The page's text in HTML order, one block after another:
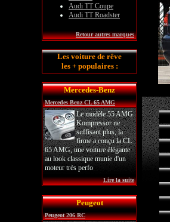
Audi TT Coupe
Audi TT Roadster
Retour autres marques
Les voiture de rêve
les + populaires :
Mercedes-Benz
Mercedes Benz CL 65 AMG
Le modèle 55 AMG
Kompressor ne
suffisant plus, la
firme a conçu la CL
65 AMG, une voiture élégante
au look classique munie d'un
moteur très perfo
Lire la suite
Peugeot
Peugeot 206 RC